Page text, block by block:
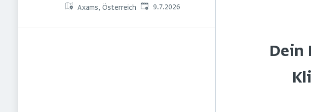
Axams, Österreich Veröffentlicht
9.7.2026
Dein